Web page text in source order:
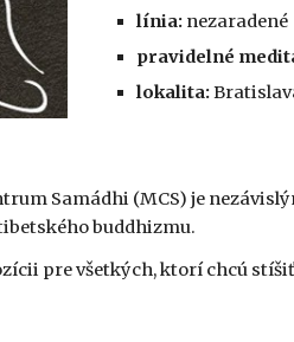
línia: nezaradené
pravidelné
lokalita:
Samádhi (MCS) je
buddhizmu.
pre všetkých, ktorí chcú